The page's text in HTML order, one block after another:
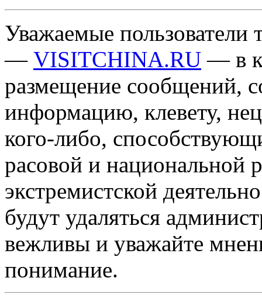
Уважаемые пользователи
— VISITCHINA.RU — в
размещение сообщений,
информацию, клевету,
кого-либо,
расовой и национальной
экстремистской
будут удаляться
вежливы и уважайте
понимание.